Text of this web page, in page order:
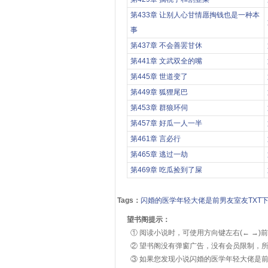
第433章 让别人心甘情愿掏钱也是一种本
事
第437章 不会善罢甘休
第441章 文武双全的嘴
第445章 世道变了
第449章 狐狸尾巴
第453章 群狼环伺
第457章 好瓜一人一半
第461章 言必行
第465章 逃过一劫
第469章 吃瓜捡到了屎
Tags： 闪婚的医学年轻大佬是前男友室友TXT
望书阁提示：
① 阅读小说时，可使用方向键左右(← →)前
② 望书阁没有弹窗广告，没有会员限制，
③ 如果您发现小说闪婚的医学年轻大佬是